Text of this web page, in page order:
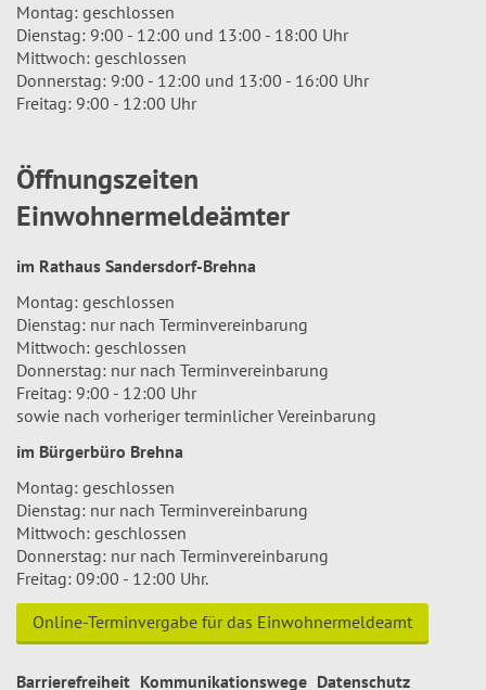
Montag: geschlossen
Dienstag: 9:00 - 12:00 und 13:00 - 18:00 Uhr
Mittwoch: geschlossen
Donnerstag: 9:00 - 12:00 und 13:00 - 16:00 Uhr
Freitag: 9:00 - 12:00 Uhr
Öffnungszeiten
Einwohnermeldeämter
im Rathaus Sandersdorf-Brehna
Montag: geschlossen
Dienstag: nur nach Terminvereinbarung
Mittwoch: geschlossen
Donnerstag: nur nach Terminvereinbarung
Freitag: 9:00 - 12:00 Uhr
sowie nach vorheriger terminlicher Vereinbarung
im Bürgerbüro Brehna
Montag: geschlossen
Dienstag: nur nach Terminvereinbarung
Mittwoch: geschlossen
Donnerstag: nur nach Terminvereinbarung
Freitag: 09:00 - 12:00 Uhr.
Online-Terminvergabe für das Einwohnermeldeamt
Barrierefreiheit Kommunikationswege Datenschutz